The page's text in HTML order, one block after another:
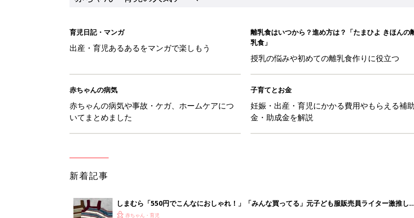
しまむら「550円でこんなにおしゃれ！」「みんな買ってる」元子ども服販売員ライター激推し★
夏のバズりトップス4選
赤ちゃん・育児
【漫画】娘も夫も私もハッピー！ 保育園の連絡帳を通して夫が育児への興味を取り戻した話『ふ
赤ちゃん・育児
「抱っこ紐」は何kgで卒業？赤ちゃんを起こさずに引き抜く「かくし芸」的テクも